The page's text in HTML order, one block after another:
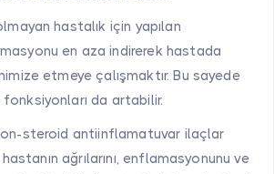
hastalık için yapılan
en aza indirerek hastada
etmeye çalışmaktır. Bu sayede
da artabilir.
steroid antiinflamatuvar ilaçlar
ağrılarını, enflamasyonunu ve